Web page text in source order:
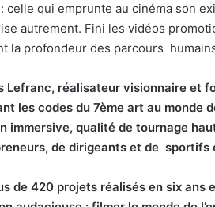
celle qui emprunte au cinéma son
autrement. Fini les vidéos
la profondeur des parcours
Lefranc, réalisateur visionnaire et
les codes du 7ème art au monde
immersive, qualité de tournage
de dirigeants et de
de 420 projets réalisés en six ans